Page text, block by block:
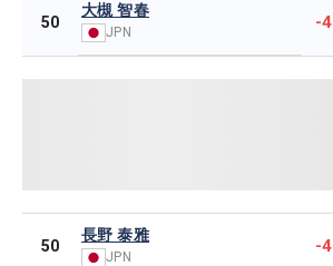
50
大槻 智春
JPN -4
50
長野 泰雅
JPN
-4